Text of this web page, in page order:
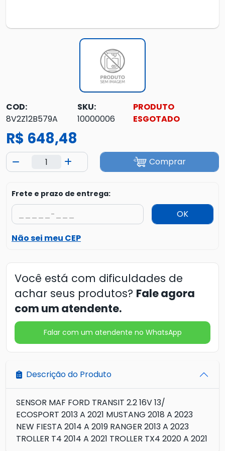
COD:
8V2Z12B579A
SKU:
10000006
PRODUTO
ESGOTADO
R$ 648,48
Comprar
Frete e prazo de entrega:
OK
Não sei meu CEP
Você está com dificuldades de
achar seus produtos? Fale agora
com um atendente.
Falar com um atendente no WhatsApp
Descrição do Produto
SENSOR MAF FORD TRANSIT 2.2 16V 13/
ECOSPORT 2013 A 2021 MUSTANG 2018 A 2023
NEW FIESTA 2014 A 2019 RANGER 2013 A 2023
TROLLER T4 2014 A 2021 TROLLER TX4 2020 A 2021